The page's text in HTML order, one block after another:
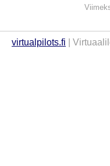
virtualpilots.fi |